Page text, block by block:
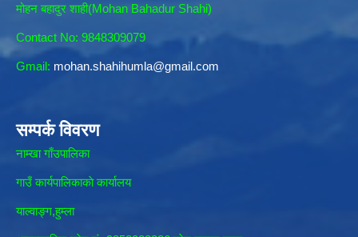
मोहन बहादुर शाही(Mohan Bahadur Shahi)
Contact No: 9848309079
Gmail: mohan.shahihumla@gmail.com
सम्पर्क विवरण
नाम्खा गाँउपालिका
गाउँ कार्यपालिकाकाे कार्यालय
याल्वाङ्ग,हुम्ला